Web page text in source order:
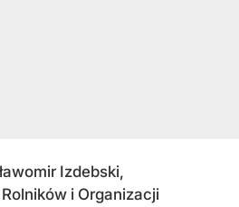
Izdebski,
i Organizacji